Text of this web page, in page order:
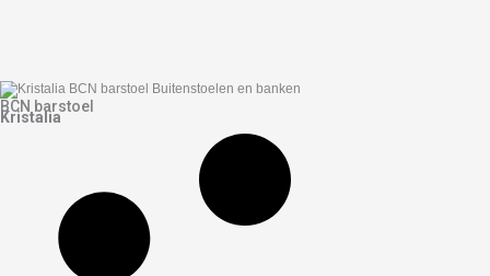
BCN barstoel
Kristalia